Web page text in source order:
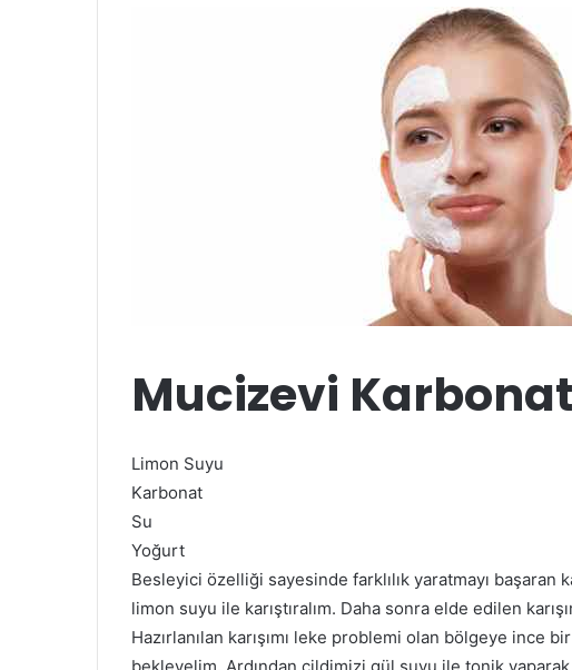
Mucizevi
Limon Suyu
Karbonat
Su
Yoğurt
Besleyici özelliği sayesinde farklılık yaratmayı
limon suyu ile karıştıralım. Daha sonra elde edilen
Hazırlanılan karışımı leke problemi olan bölgeye ince